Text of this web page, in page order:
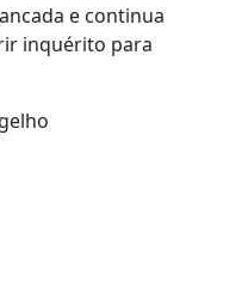
e continua
inquérito para